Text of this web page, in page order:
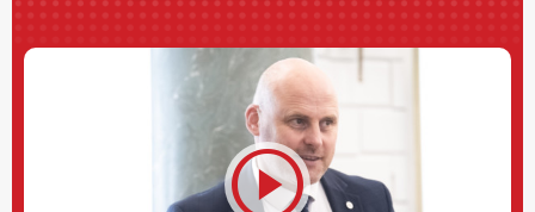
play_circle